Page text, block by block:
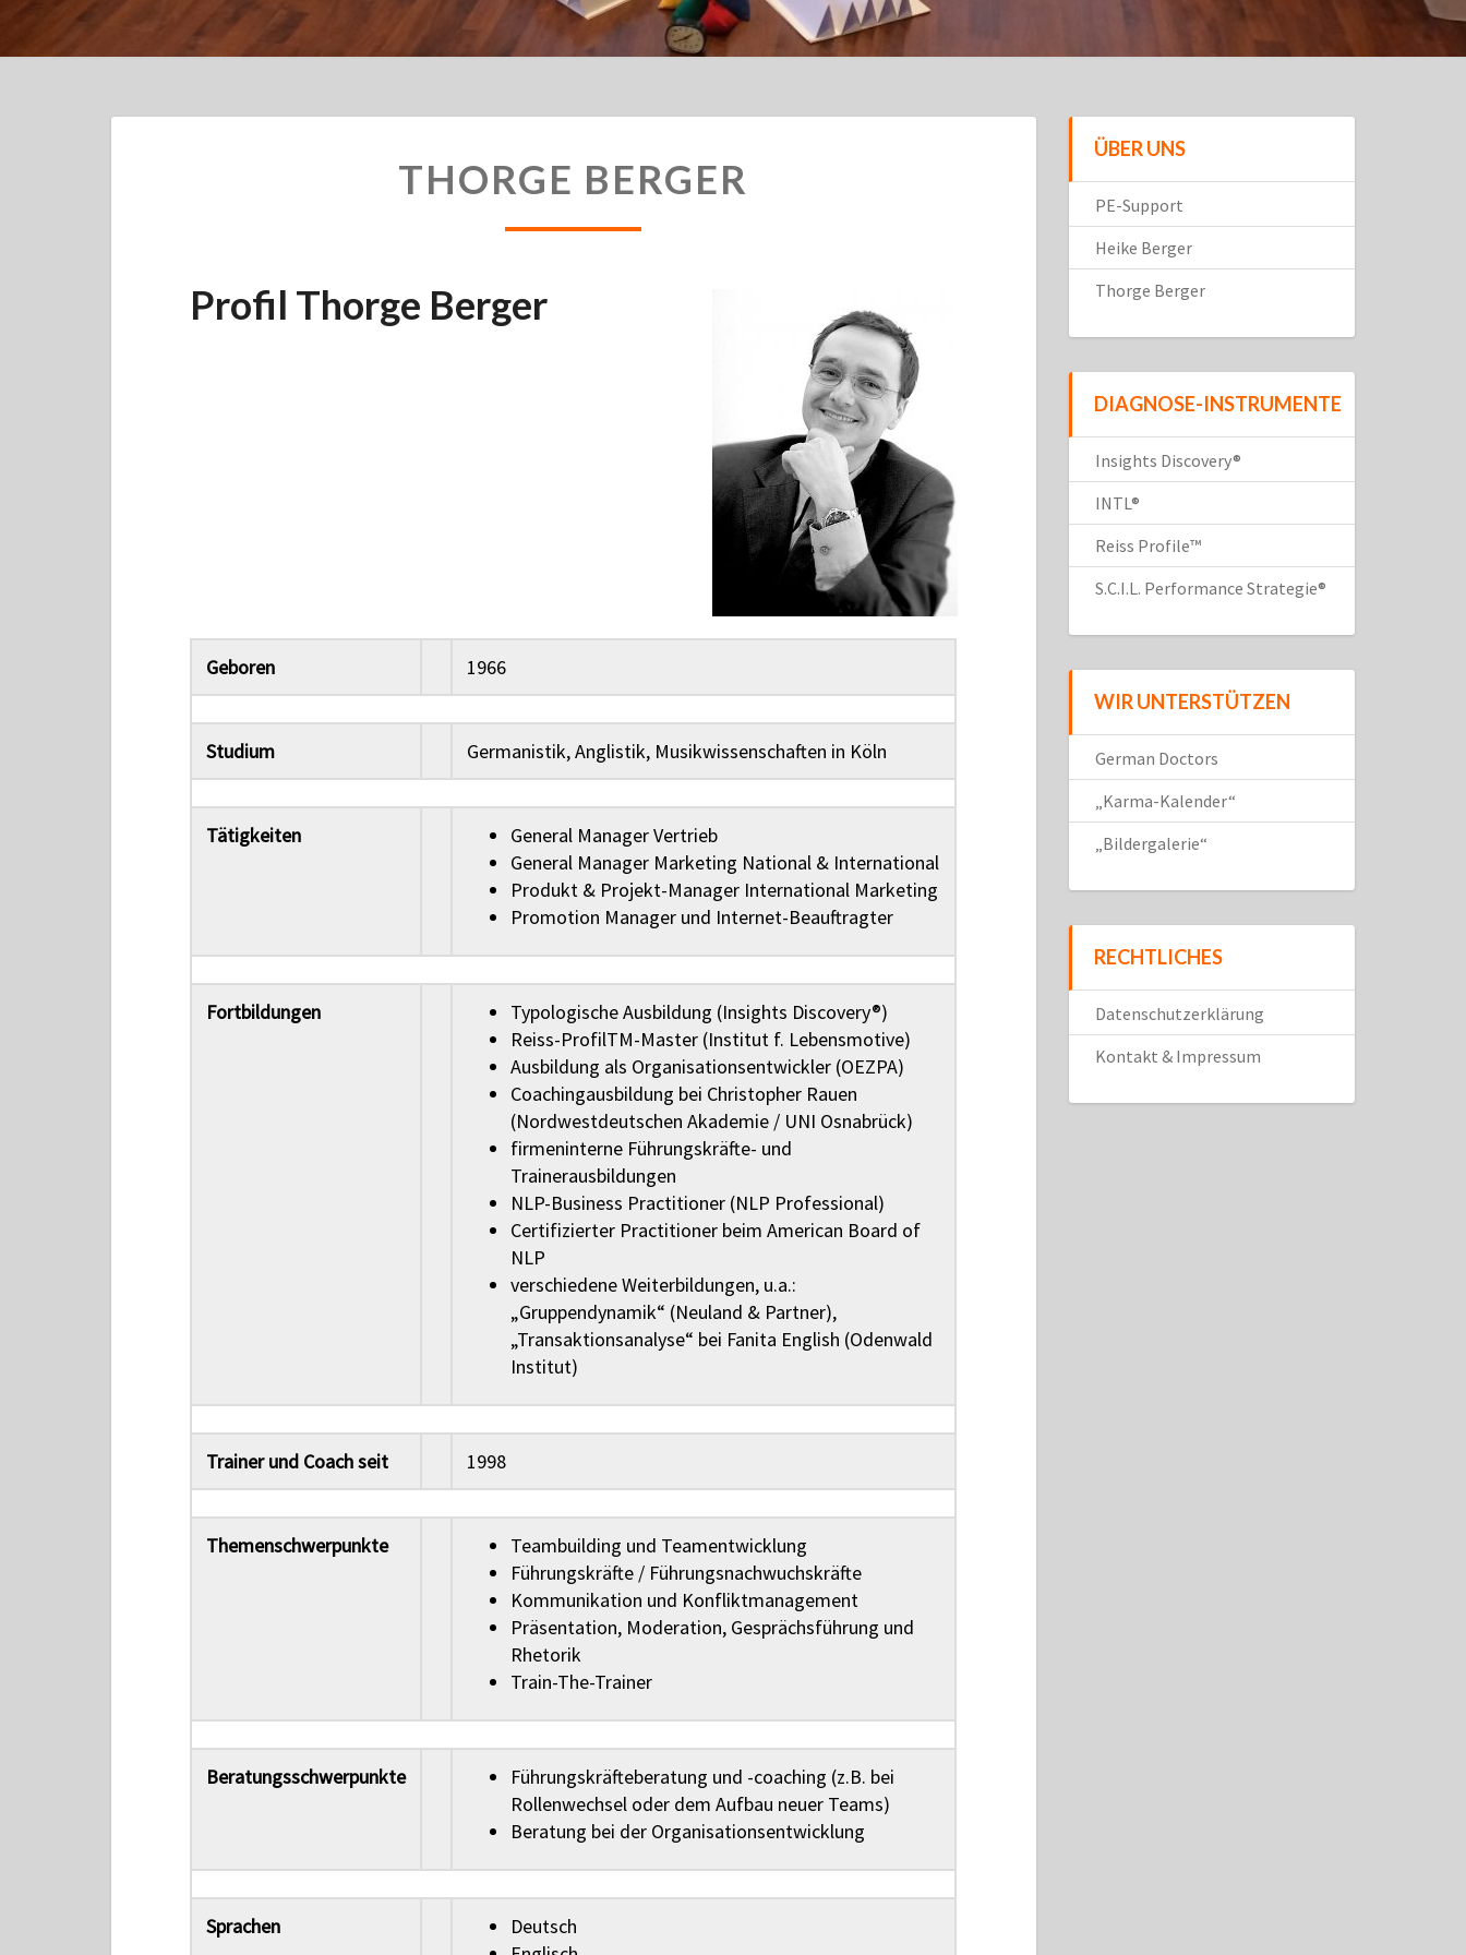
BERGER
THORGE BERGER
Profil Thorge Berger
Geboren 1966
Studium Germanistik, Anglistik, Musikwissenschaften in Köln
Tätigkeiten
General Manager Vertrieb
General Manager Marketing National & International
Produkt & Projekt-Manager International Marketing
Promotion Manager und Internet-Beauftragter
Fortbildungen
Typologische Ausbildung (Insights Discovery®)
Reiss-ProfilTM-Master (Institut f. Lebensmotive)
Ausbildung als Organisationsentwickler (OEZPA)
Coachingausbildung bei Christopher Rauen
(Nordwestdeutschen Akademie / UNI Osnabrück)
firmeninterne Führungskräfte- und
Trainerausbildungen
NLP-Business Practitioner (NLP Professional)
Certifizierter Practitioner beim American Board of
NLP
verschiedene Weiterbildungen, u.a.:
„Gruppendynamik“ (Neuland & Partner),
„Transaktionsanalyse“ bei Fanita English (Odenwald
Institut)
Trainer und Coach seit 1998
Themenschwerpunkte
Teambuilding und Teamentwicklung
Führungskräfte / Führungsnachwuchskräfte
Kommunikation und Konfliktmanagement
Präsentation, Moderation, Gesprächsführung und
Rhetorik
Train-The-Trainer
Beratungsschwerpunkte
Führungskräfteberatung und -coaching (z.B. bei
Rollenwechsel oder dem Aufbau neuer Teams)
Beratung bei der Organisationsentwicklung
Sprachen
Deutsch
ÜBER UNS
PE-Support
Heike Berger
Thorge Berger
DIAGNOSE-INSTRUMENTE
Insights Discovery®
INTL®
Reiss Profile™
S.C.I.L. Performance Strategie®
WIR UNTERSTÜTZEN
German Doctors
„Karma-Kalender“
„Bildergalerie“
RECHTLICHES
Datenschutzerklärung
Kontakt & Impressum